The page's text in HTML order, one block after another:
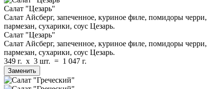
Салат "Цезарь"
Салат Айсберг, запеченное, куриное филе, помидоры черри,
пармезан, сухарики, соус Цезарь.
Салат "Цезарь"
Салат Айсберг, запеченное, куриное филе, помидоры черри,
пармезан, сухарики, соус Цезарь.
349 г. x 3 шт. = 1 047 г.
Заменить